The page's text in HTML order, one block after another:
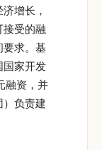
增长，
受的融
要求。基
国家开发
融资，并
）负责建